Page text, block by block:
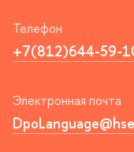
Телефон
+7(812)644-59-
Электронная почта